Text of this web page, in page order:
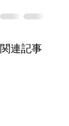
関連記事